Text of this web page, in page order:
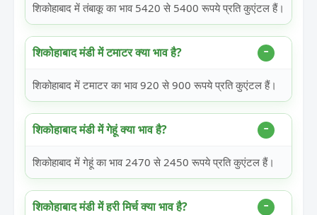
शिकोहाबाद में तंबाकू का भाव 5420 से 5400 रूपये प्रति कुएंटल हैं।
शिकोहाबाद मंडी में टमाटर क्या भाव है?
शिकोहाबाद में टमाटर का भाव 920 से 900 रूपये प्रति कुएंटल हैं।
शिकोहाबाद मंडी में गेहूं क्या भाव है?
शिकोहाबाद में गेहूं का भाव 2470 से 2450 रूपये प्रति कुएंटल हैं।
शिकोहाबाद मंडी में हरी मिर्च क्या भाव है?